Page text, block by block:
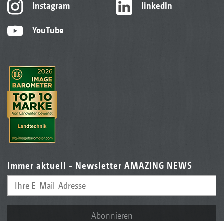
Instagram
YouTube
linkedIn
Immer aktuell - Newsletter AMAZING NEWS
Abonnieren